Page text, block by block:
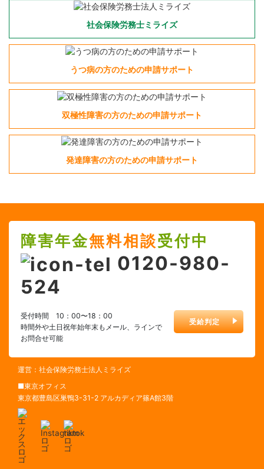
社会保険労務士ミライズ
うつ病の方のための申請サポート
双極性障害の方のための申請サポート
発達障害の方のための申請サポート
障害年金無料相談受付中
0120-980-
524
受付時間 10：00〜18：00
時間外や土日祝年始年末もメール、ラインで
お問合せ可能
受給判定
運営：社会保険労務士法人ミライズ
■東京オフィス
東京都豊島区巣鴨3-31-2 アルカディア篠A館3階